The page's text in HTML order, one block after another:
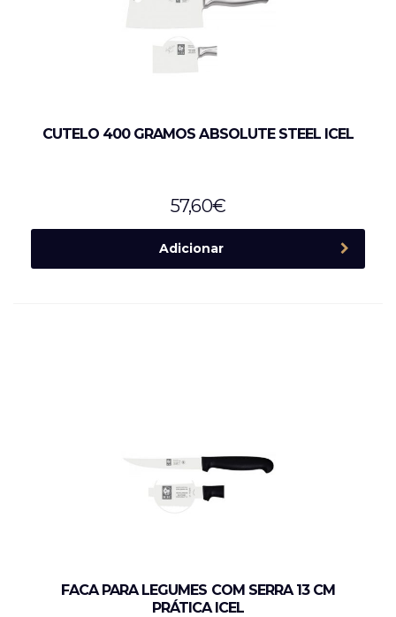
CUTELO 400 GRAMOS ABSOLUTE STEEL ICEL
57,60€
Adicionar
FACA PARA LEGUMES COM SERRA 13 CM
PRÁTICA ICEL